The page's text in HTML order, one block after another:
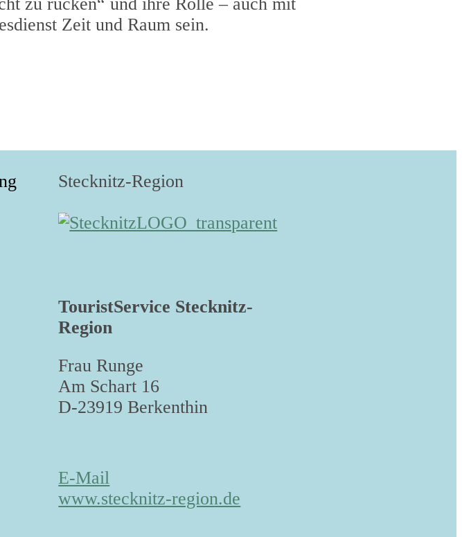
Zeit und Raum sein.
Stecknitz-Region
TouristService Stecknitz-
Region
Frau Runge
Am Schart 16
D-23919 Berkenthin
E-Mail
www.stecknitz-region.de